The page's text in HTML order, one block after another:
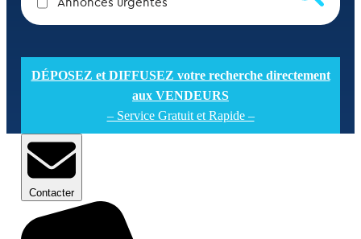
Annonces urgentes
DÉPOSEZ et DIFFUSEZ votre recherche directement
aux VENDEURS
– Service Gratuit et Rapide –
Contacter